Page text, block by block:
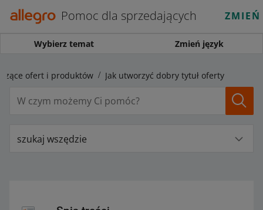
Pomoc dla sprzedających
Wybierz temat Zmień język
ofert i produktów Jak utworzyć dobry tytuł oferty
szukaj wszędzie